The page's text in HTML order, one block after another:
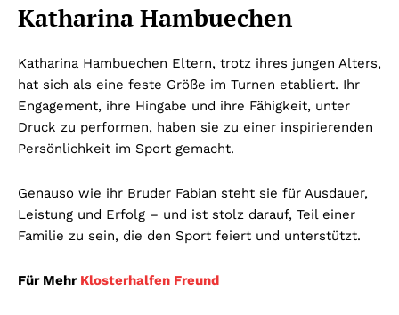
Katharina Hambuechen
Katharina Hambuechen Eltern, trotz ihres jungen Alters,
hat sich als eine feste Größe im Turnen etabliert. Ihr
Engagement, ihre Hingabe und ihre Fähigkeit, unter
Druck zu performen, haben sie zu einer inspirierenden
Persönlichkeit im Sport gemacht.
Genauso wie ihr Bruder Fabian steht sie für Ausdauer,
Leistung und Erfolg – und ist stolz darauf, Teil einer
Familie zu sein, die den Sport feiert und unterstützt.
Für Mehr Klosterhalfen Freund